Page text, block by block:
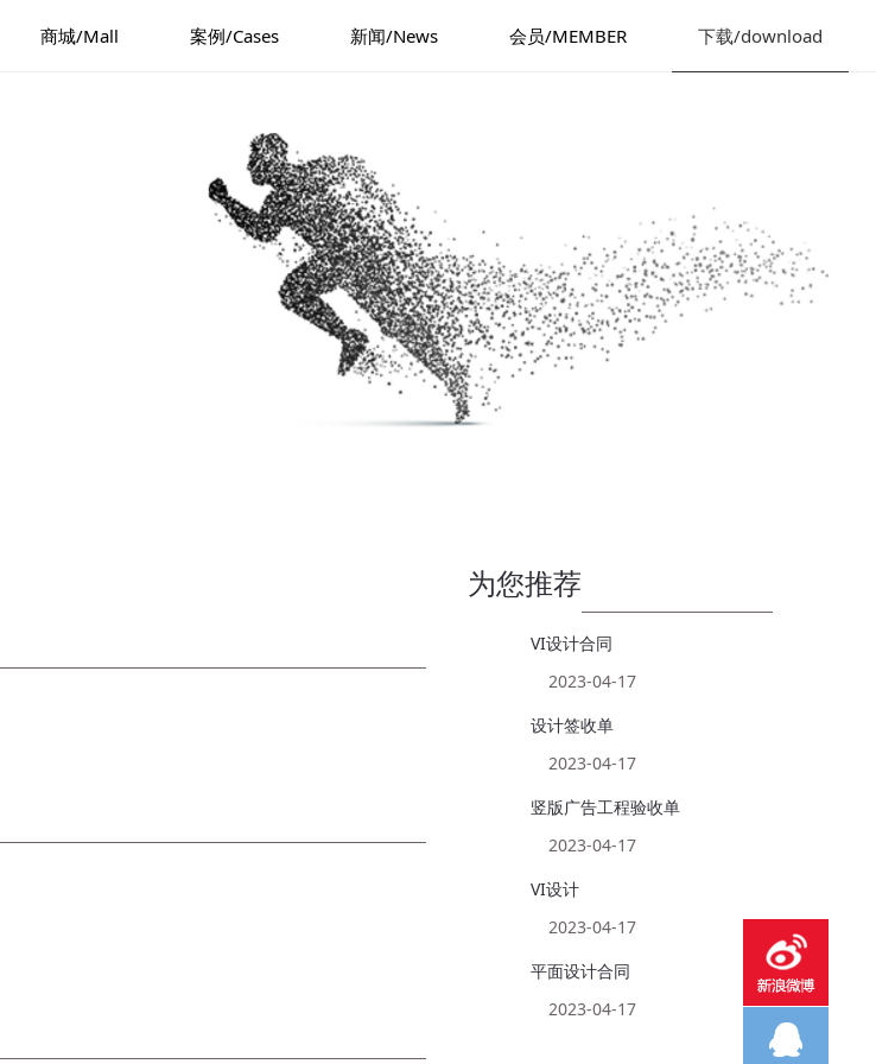
商城/Mall 案例/Cases 新闻/News 会员/MEMBER 下载/download
为您推荐
VI设计合同
2023-04-17
设计签收单
2023-04-17
竖版广告工程验收单
2023-04-17
VI设计
2023-04-17
平面设计合同
2023-04-17